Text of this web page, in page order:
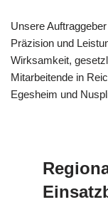
Unsere
Präzision und
Wirksamkeit,
Mitarbeitende in
Egesheim und